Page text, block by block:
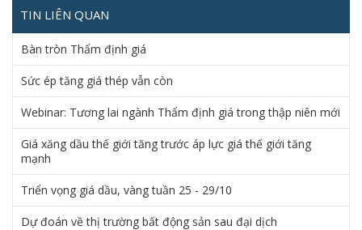
TIN LIÊN QUAN
Bàn tròn Thẩm định giá
Sức ép tăng giá thép vẫn còn
Webinar: Tương lai ngành Thẩm định giá trong thập niên mới
Giá xăng dầu thế giới tăng trước áp lực giá thế giới tăng
mạnh
Triển vọng giá dầu, vàng tuần 25 - 29/10
Dự đoán về thị trường bất động sản sau đại dịch